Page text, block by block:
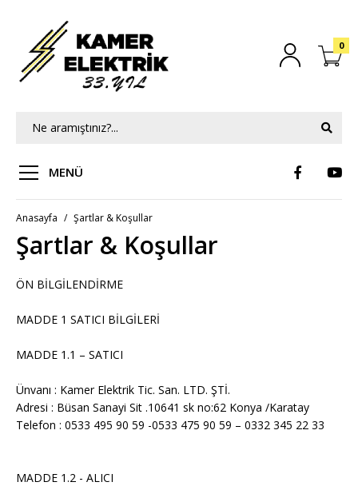
0
MENÜ
Anasayfa Şartlar & Koşullar
Şartlar & Koşullar
ÖN BİLGİLENDİRME
MADDE 1 SATICI BİLGİLERİ
MADDE 1.1 – SATICI
Ünvanı : Kamer Elektrik Tic. San. LTD. ŞTİ.
Adresi : Büsan Sanayi Sit .10641 sk no:62 Konya /Karatay
Telefon : 0533 495 90 59 -0533 475 90 59 – 0332 345 22 33
MADDE 1.2 - ALICI